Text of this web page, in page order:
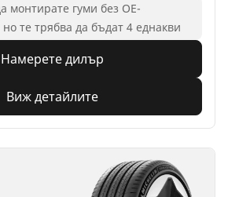
монтирате гуми без ОЕ-
те трябва да бъдат 4 еднакви
Намерете дилър
Виж детайлите